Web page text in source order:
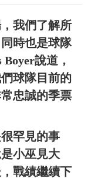
我們了解所
時也是球隊
說道，
球隊目前的
忠誠的季票
罕見的事
小巫見大
戰績繼續下